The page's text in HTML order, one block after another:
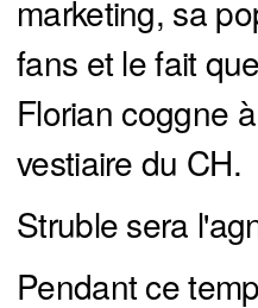
marketing, sa
fans et le fait
Florian coggne
vestiaire du CH.
Struble sera
Pendant ce